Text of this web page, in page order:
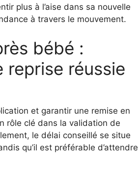
plus à l’aise dans sa nouvelle
à travers le mouvement.
bébé :
reprise réussie
et garantir une remise en
rôle clé dans la validation de
le délai conseillé se situe
qu’il est préférable d’attendre